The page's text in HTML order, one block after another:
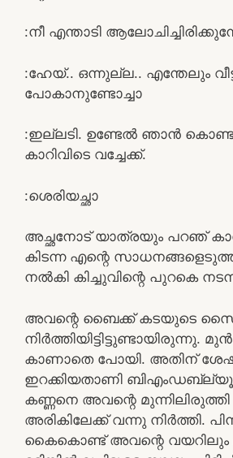
:നീ എന്താടി
:ഹേയ്.. ഒന്നുല്ല.. എന്തേലും
പോകാനുണ്ടോച്ചാ
:ഇല്ലടി. ഉണ്ടേൽ ഞാൻ
കാറിവിടെ വച്ചേക്ക്.
:ശെരിയച്ഛാ
അച്ഛനോട് യാത്രയും പറഞ്
കിടന്ന എന്റെ
നൽകി കിച്ചുവിന്റെ പുറകെ
അവന്റെ ബൈക്ക് കടയുടെ
നിർത്തിയിട്ടിട്ടുണ്ടായിരുന്നു.
കാണാതെ പോയി. അതിന്
ഇറക്കിയതാണി
കണ്ണനെ അവന്റെ
അരികിലേക്ക് വന്നു നിർത്തി.
കൈകൊണ്ട് അവന്റെ